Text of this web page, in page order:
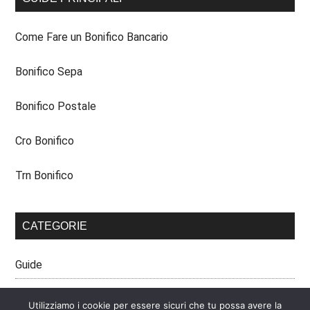
Come Fare un Bonifico Bancario
Bonifico Sepa
Bonifico Postale
Cro Bonifico
Trn Bonifico
CATEGORIE
Guide
Utilizziamo i cookie per essere sicuri che tu possa avere la